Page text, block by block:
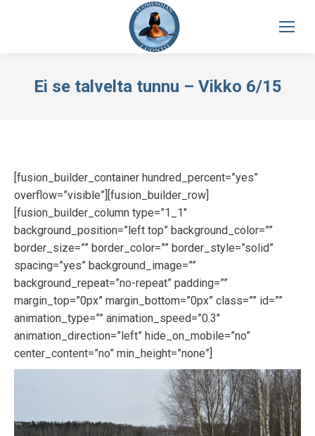
Ei se talvelta tunnu – Vikko 6/15
[fusion_builder_container hundred_percent=”yes”
overflow=”visible”][fusion_builder_row]
[fusion_builder_column type=”1_1″
background_position=”left top” background_color=””
border_size=”” border_color=”” border_style=”solid”
spacing=”yes” background_image=””
background_repeat=”no-repeat” padding=””
margin_top=”0px” margin_bottom=”0px” class=”” id=””
animation_type=”” animation_speed=”0.3″
animation_direction=”left” hide_on_mobile=”no”
center_content=”no” min_height=”none”]